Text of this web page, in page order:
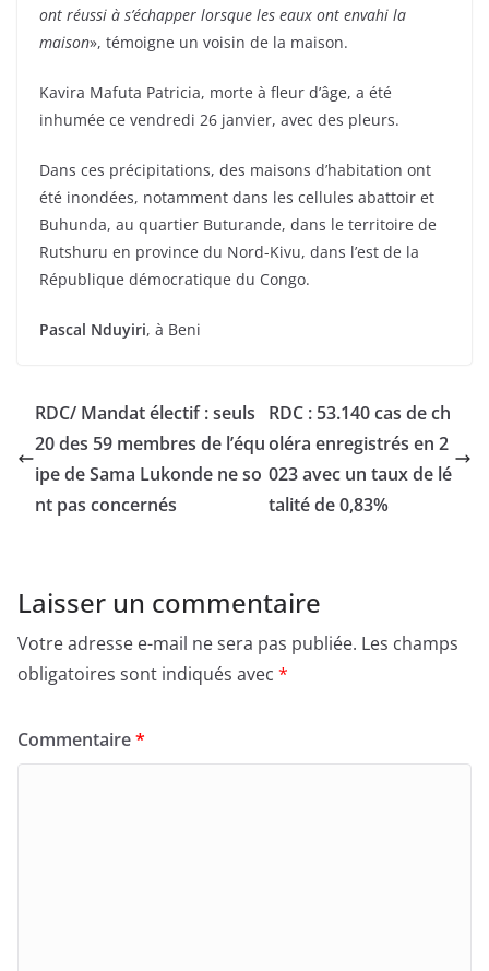
ont réussi à s’échapper lorsque les eaux ont envahi la
maison», témoigne un voisin de la maison.
Kavira Mafuta Patricia, morte à fleur d’âge, a été
inhumée ce vendredi 26 janvier, avec des pleurs.
Dans ces précipitations, des maisons d’habitation ont
été inondées, notamment dans les cellules abattoir et
Buhunda, au quartier Buturande, dans le territoire de
Rutshuru en province du Nord-Kivu, dans l’est de la
République démocratique du Congo.
Pascal Nduyiri, à Beni
RDC/ Mandat électif : seuls
20 des 59 membres de l’équ
ipe de Sama Lukonde ne so
nt pas concernés
RDC : 53.140 cas de ch
oléra enregistrés en 2
023 avec un taux de lé
talité de 0,83%
Laisser un commentaire
Votre adresse e-mail ne sera pas publiée. Les champs
obligatoires sont indiqués avec *
Commentaire*